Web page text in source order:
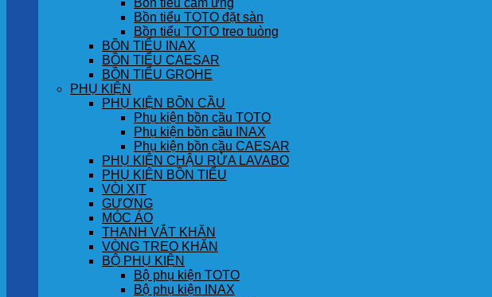
Bồn tiểu cảm ứng
Bồn tiểu TOTO đặt sàn
Bồn tiểu TOTO treo tuòng
BỒN TIỂU INAX
BỒN TIỂU CAESAR
BỒN TIỂU GROHE
PHỤ KIỆN
PHỤ KIỆN BỒN CẦU
Phụ kiện bồn cầu TOTO
Phụ kiện bồn cầu INAX
Phụ kiện bồn cầu CAESAR
PHỤ KIỆN CHẬU RỬA LAVABO
PHỤ KIỆN BỒN TIỂU
VÒI XỊT
GƯƠNG
MÓC ÁO
THANH VẮT KHĂN
VÒNG TREO KHĂN
BỘ PHỤ KIỆN
Bộ phụ kiện TOTO
Bộ phụ kiện INAX